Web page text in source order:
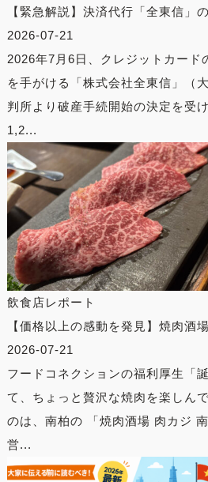
【緊急解説】決済代行「全東信」
2026-07-21
2026年7月6日、クレジットカード
を手がける「株式会社全東信」（
判所より破産手続開始の決定を受
1,2...
飲食店レポート
【価格以上の感動を発見】焼肉酒
2026-07-21
フードコネクションの福利厚生「
て、ちょっと贅沢な焼肉を楽しん
のは、南柏の 「焼肉酒場 肉カジ
営...